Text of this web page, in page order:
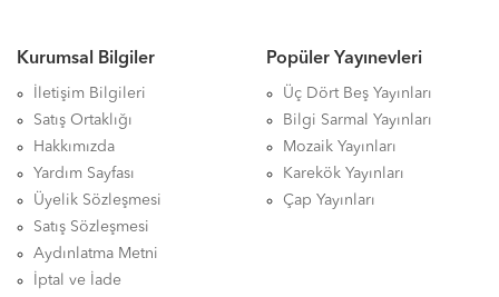
Kurumsal Bilgiler
İletişim Bilgileri
Satış Ortaklığı
Hakkımızda
Yardım Sayfası
Üyelik Sözleşmesi
Satış Sözleşmesi
Aydınlatma Metni
İptal ve İade
Popüler Yayınevleri
Üç Dört Beş Yayınları
Bilgi Sarmal Yayınları
Mozaik Yayınları
Karekök Yayınları
Çap Yayınları